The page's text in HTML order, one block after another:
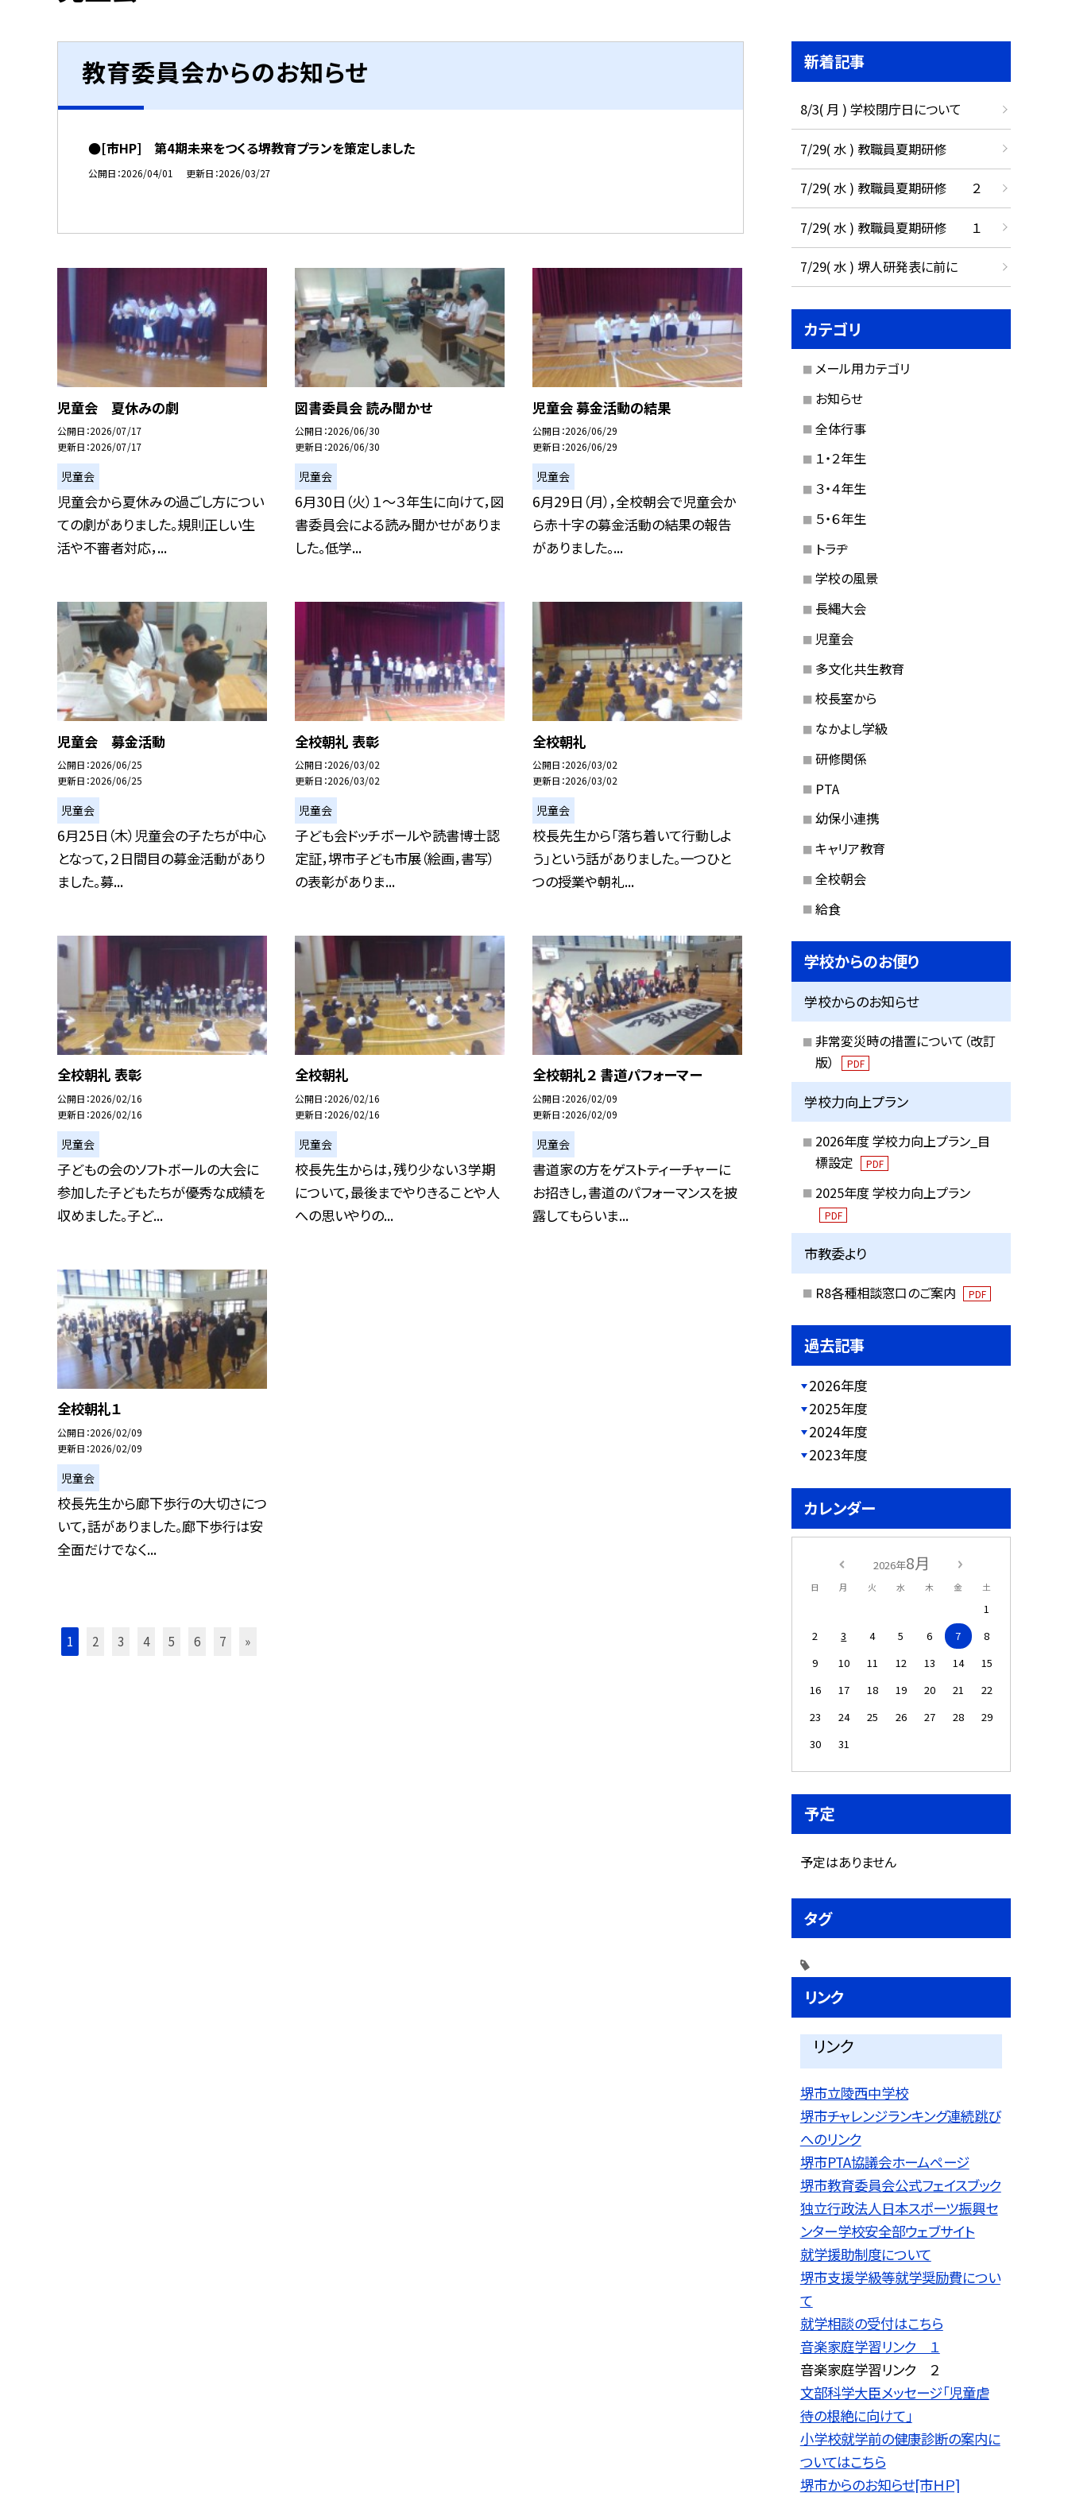
教育委員会からのお知らせ
●[市HP] 第4期未来をつくる堺教育プランを策定しました
公開日 2026/04/01 更新日 2026/03/27
児童会 夏休みの劇
公開日 2026/07/17
更新日 2026/07/17
児童会
児童会から夏休みの過ごし方につい
ての劇がありました。規則正しい生
活や不審者対応，...
図書委員会 読み聞かせ
公開日 2026/06/30
更新日 2026/06/30
児童会
6月30日（火）１～３年生に向けて，図
書委員会による読み聞かせがありま
した。低学...
児童会 募金活動の結果
公開日 2026/06/29
更新日 2026/06/29
児童会
6月29日（月），全校朝会で児童会か
ら赤十字の募金活動の結果の報告
がありました。...
児童会 募金活動
公開日 2026/06/25
更新日 2026/06/25
児童会
6月25日（木）児童会の子たちが中心
となって，２日間目の募金活動があり
ました。募...
全校朝礼 表彰
公開日 2026/03/02
更新日 2026/03/02
児童会
子ども会ドッチボールや読書博士認
定証，堺市子ども市展（絵画，書写）
の表彰がありま...
全校朝礼
公開日 2026/03/02
更新日 2026/03/02
児童会
校長先生から「落ち着いて行動しよ
う」という話がありました。一つひと
つの授業や朝礼...
全校朝礼 表彰
公開日 2026/02/16
更新日 2026/02/16
児童会
子どもの会のソフトボールの大会に
参加した子どもたちが優秀な成績を
収めました。子ど...
全校朝礼
公開日 2026/02/16
更新日 2026/02/16
児童会
校長先生からは，残り少ない３学期
について，最後までやりきることや人
への思いやりの...
全校朝礼２ 書道パフォーマー
公開日 2026/02/09
更新日 2026/02/09
児童会
書道家の方をゲストティーチャーに
お招きし，書道のパフォーマンスを披
露してもらいま...
全校朝礼１
公開日 2026/02/09
更新日 2026/02/09
児童会
校長先生から廊下歩行の大切さにつ
いて，話がありました。廊下歩行は安
全面だけでなく...
1 2 3 4 5 6 7 »
新着記事
8/3( 月 ) 学校閉庁日について
7/29( 水 ) 教職員夏期研修
7/29( 水 ) 教職員夏期研修 ２
7/29( 水 ) 教職員夏期研修 １
7/29( 水 ) 堺人研発表に前に
カテゴリ
メール用カテゴリ
お知らせ
全体行事
１・２年生
３・４年生
５・６年生
トラヂ
学校の風景
長縄大会
児童会
多文化共生教育
校長室から
なかよし学級
研修関係
PTA
幼保小連携
キャリア教育
全校朝会
給食
学校からのお便り
学校からのお知らせ
非常変災時の措置について（改訂
版）
PDF
学校力向上プラン
2026年度 学校力向上プラン_目
標設定
PDF
2025年度 学校力向上プラン
PDF
市教委より
R8各種相談窓口のご案内 PDF
過去記事
2026年度
2025年度
2024年度
2023年度
カレンダー
2026年8月
日 月 火 水 木 金 土
1
2
3 4 5 6 7
8
9
10 11 12 13 14
15
16
17 18 19 20 21
22
23
24 25 26 27 28
29
30
31
予定
予定はありません
タグ
リンク
リンク
堺市立陵西中学校
堺市チャレンジランキング連続跳び
へのリンク
堺市PTA協議会ホームページ
堺市教育委員会公式フェイスブック
独立行政法人日本スポーツ振興セ
ンター学校安全部ウェブサイト
就学援助制度について
堺市支援学級等就学奨励費につい
て
就学相談の受付はこちら
音楽家庭学習リンク １
音楽家庭学習リンク ２
文部科学大臣メッセージ「児童虐
待の根絶に向けて」
小学校就学前の健康診断の案内に
ついてはこちら
堺市からのお知らせ[市ＨＰ]